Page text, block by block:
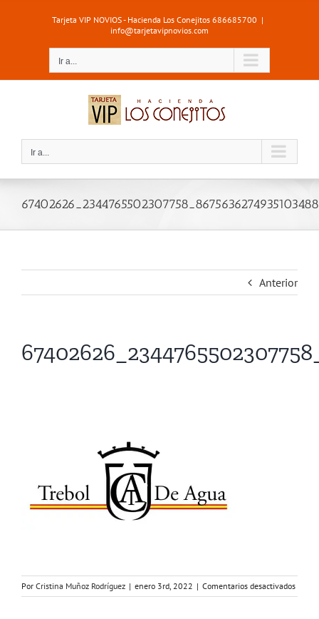
Tarjeta VIP NOVIOS - Hacienda Los Conejitos 686685700 |
info@tarjetavipnovios.com
Ir a...
Ir a...
Anterior
Por Cristina Muñoz Rodríguez | enero 3rd, 2022 | Comentarios desactivadosen